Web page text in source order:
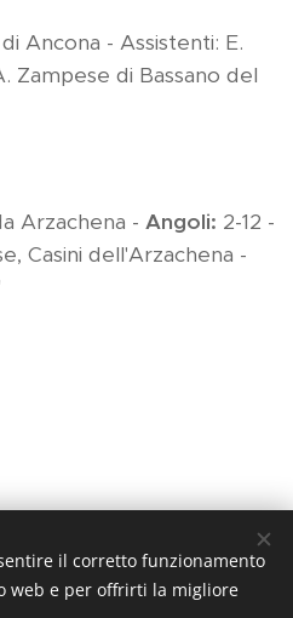
Ancona - Assistenti: E.
Zampese di Bassano del
Arzachena - Angoli: 2-12 -
Casini dell'Arzachena -
di informazione sportiva -
- Direttore Responsabile:
il corretto funzionamento
web e per offrirti la migliore